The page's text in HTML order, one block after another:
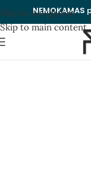
Skip to navigation
Skip to main content
NEMOKAMAS